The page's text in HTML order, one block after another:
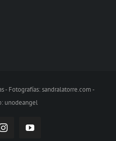
- Fotografías:sandralatorre.com-
unodeangel
InstagramYouTube